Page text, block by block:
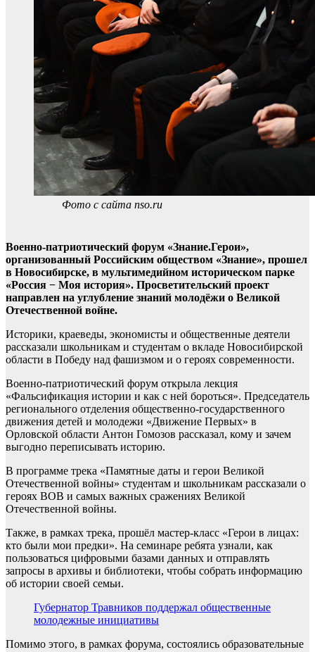
Фото с сайта nso.ru
Военно-патриотический форум «Знание.Герои»,
организованный Российским обществом «Знание», прошел
в Новосибирске, в мультимедийном историческом парке
«Россия − Моя история». Просветительский проект
направлен на углубление знаний молодёжи о Великой
Отечественной войне.
Историки, краеведы, экономисты и общественные деятели
рассказали школьникам и студентам о вкладе Новосибирской
области в Победу над фашизмом и о героях современности.
Военно-патриотический форум открыла лекция
«Фальсификация истории и как с ней бороться». Председатель
регионального отделения общественно-государственного
движения детей и молодежи «Движение Первых» в
Орловской области Антон Гомозов рассказал, кому и зачем
выгодно переписывать историю.
В программе трека «Памятные даты и герои Великой
Отечественной войны» студентам и школьникам рассказали о
героях ВОВ и самых важных сражениях Великой
Отечественной войны.
Также, в рамках трека, прошёл мастер-класс «Герои в лицах:
кто были мои предки». На семинаре ребята узнали, как
пользоваться цифровыми базами данных и отправлять
запросы в архивы и библиотеки, чтобы собрать информацию
об истории своей семьи.
Губернатор Травников поддержал общественные
молодежные инициативы
Помимо этого, в рамках форума, состоялись образовательные